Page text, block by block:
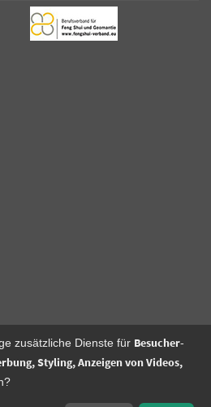
zusätzliche Dienste für Besucher-
Styling, Anzeigen von Videos,